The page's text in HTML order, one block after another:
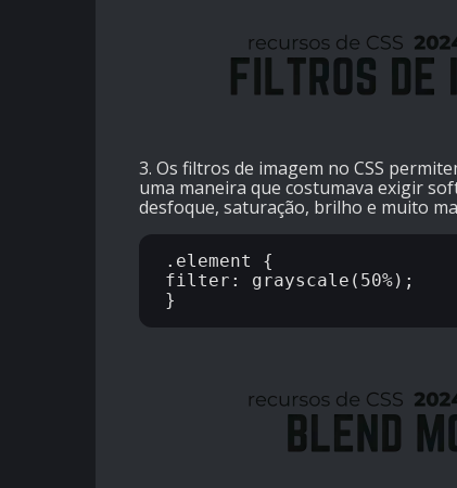
3. Os filtros de imagem no CSS
uma maneira que costumava exigir
desfoque, saturação, brilho e muito
.element {
filter: grayscale(50%);